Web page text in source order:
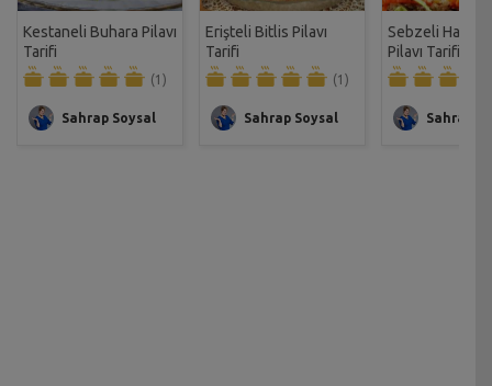
Kestaneli Buhara Pilavı
Tarifi
(1)
Sahrap Soysal
Erişteli Bitlis Pilavı
Tarifi
(1)
Sahrap Soysal
Sebzeli
Pilavı Tarifi
Sahrap